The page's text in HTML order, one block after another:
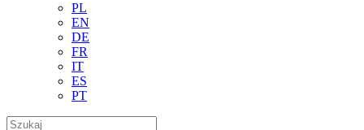
PL
EN
DE
FR
IT
ES
PT